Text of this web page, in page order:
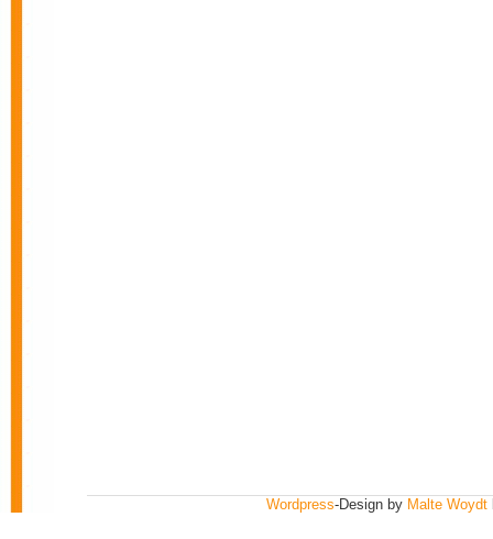
Wordpress-Design by Malte Woydt